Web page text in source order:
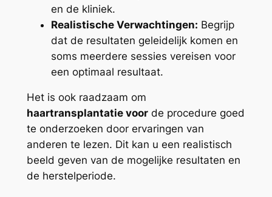
en de kliniek.
Realistische Verwachtingen: Begrijp
dat de resultaten geleidelijk komen en
soms meerdere sessies vereisen voor
een optimaal resultaat.
Het is ook raadzaam om
haartransplantatie voorde procedure goed
te onderzoeken door ervaringen van
anderen te lezen. Dit kan u een realistisch
beeld geven van de mogelijke resultaten en
de herstelperiode.